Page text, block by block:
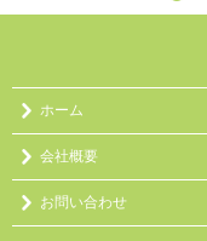
ホーム
会社概要
お問い合わせ